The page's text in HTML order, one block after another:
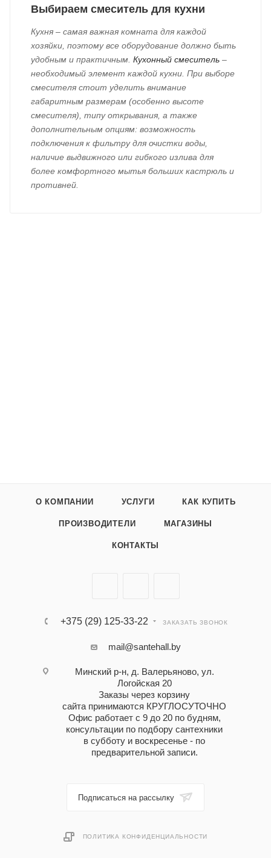
Выбираем смеситель для кухни
Кухня – самая важная комната для каждой
хозяйки, поэтому все оборудование должно быть
удобным и практичным.Кухонный смеситель –
необходимый элемент каждой кухни. При выборе
смесителя стоит уделить внимание
габаритным размерам (особенно высоте
смесителя), типу открывания, а также
дополнительным опциям: возможность
подключения к фильтру для очистки воды,
наличие выдвижного или гибкого излива для
более комфортного мытья больших кастрюль и
противней.
О КОМПАНИИ УСЛУГИ КАК КУПИТЬ
ПРОИЗВОДИТЕЛИ МАГАЗИНЫ
КОНТАКТЫ
+375 (29) 125-33-22 ЗАКАЗАТЬ ЗВОНОК
mail@santehall.by
Минский р-н, д. Валерьяново, ул.
Логойская 20
Заказы через корзину
сайта принимаются КРУГЛОСУТОЧНО
Офис работает с 9 до 20 по будням,
консультации по подбору сантехники
в субботу и воскресенье - по
предварительной записи.
Подписаться на рассылку
ПОЛИТИКА КОНФИДЕНЦИАЛЬНОСТИ